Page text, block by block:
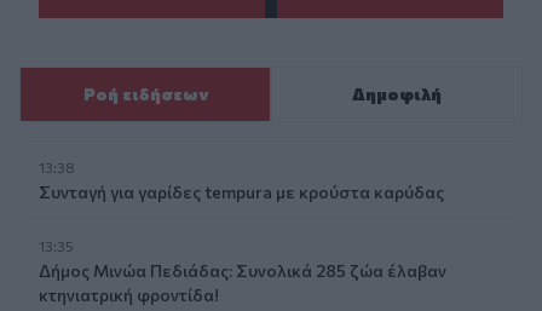
Ροή ειδήσεων Δημοφιλή
13:38
Συνταγή για γαρίδες tempura με κρούστα καρύδας
13:35
Δήμος Μινώα Πεδιάδας: Συνολικά 285 ζώα έλαβαν
κτηνιατρική φροντίδα!